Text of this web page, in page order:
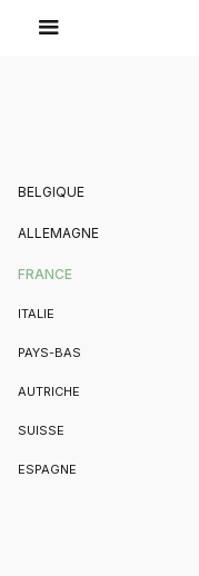
BELGIQUE
ALLEMAGNE
FRANCE
ITALIE
PAYS-BAS
AUTRICHE
SUISSE
ESPAGNE